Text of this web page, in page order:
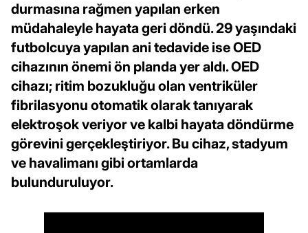
durmasına rağmen yapılan erken
müdahaleyle hayata geri döndü. 29 yaşındaki
futbolcuya yapılan ani tedavide ise OED
cihazının önemi ön planda yer aldı. OED
cihazı; ritim bozukluğu olan ventriküler
fibrilasyonu otomatik olarak tanıyarak
elektroşok veriyor ve kalbi hayata döndürme
görevini gerçekleştiriyor. Bu cihaz, stadyum
ve havalimanı gibi ortamlarda
bulunduruluyor.